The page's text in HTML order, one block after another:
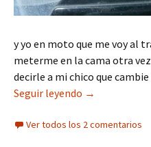
y yo en moto que me voy al
meterme en la cama otra
decirle a mi chico que
Seguir leyendo Ya es lunes
→
Ver todos los 2 comentarios